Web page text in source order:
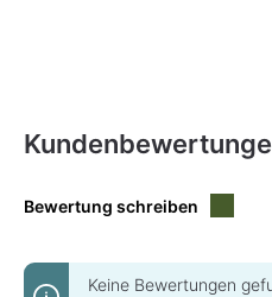
Bewertung schreiben
Keine Bewertungen